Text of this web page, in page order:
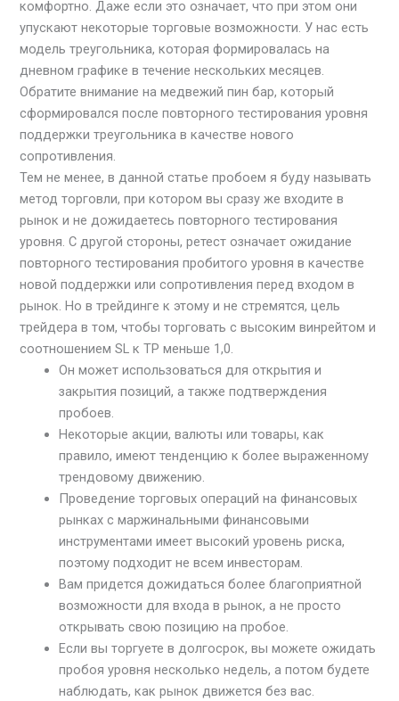
комфортно. Даже если это означает, что при этом они
упускают некоторые торговые возможности. У нас есть
модель треугольника, которая формировалась на
дневном графике в течение нескольких месяцев.
Обратите внимание на медвежий пин бар, который
сформировался после повторного тестирования уровня
поддержки треугольника в качестве нового
сопротивления.
Тем не менее, в данной статье пробоем я буду называть
метод торговли, при котором вы сразу же входите в
рынок и не дожидаетесь повторного тестирования
уровня. С другой стороны, ретест означает ожидание
повторного тестирования пробитого уровня в качестве
новой поддержки или сопротивления перед входом в
рынок. Но в трейдинге к этому и не стремятся, цель
трейдера в том, чтобы торговать с высоким винрейтом и
соотношением SL к ТР меньше 1,0.
Он может использоваться для открытия и
закрытия позиций, а также подтверждения
пробоев.
Некоторые акции, валюты или товары, как
правило, имеют тенденцию к более выраженному
трендовому движению.
Проведение торговых операций на финансовых
рынках с маржинальными финансовыми
инструментами имеет высокий уровень риска,
поэтому подходит не всем инвесторам.
Вам придется дожидаться более благоприятной
возможности для входа в рынок, а не просто
открывать свою позицию на пробое.
Если вы торгуете в долгосрок, вы можете ожидать
пробоя уровня несколько недель, а потом будете
наблюдать, как рынок движется без вас.